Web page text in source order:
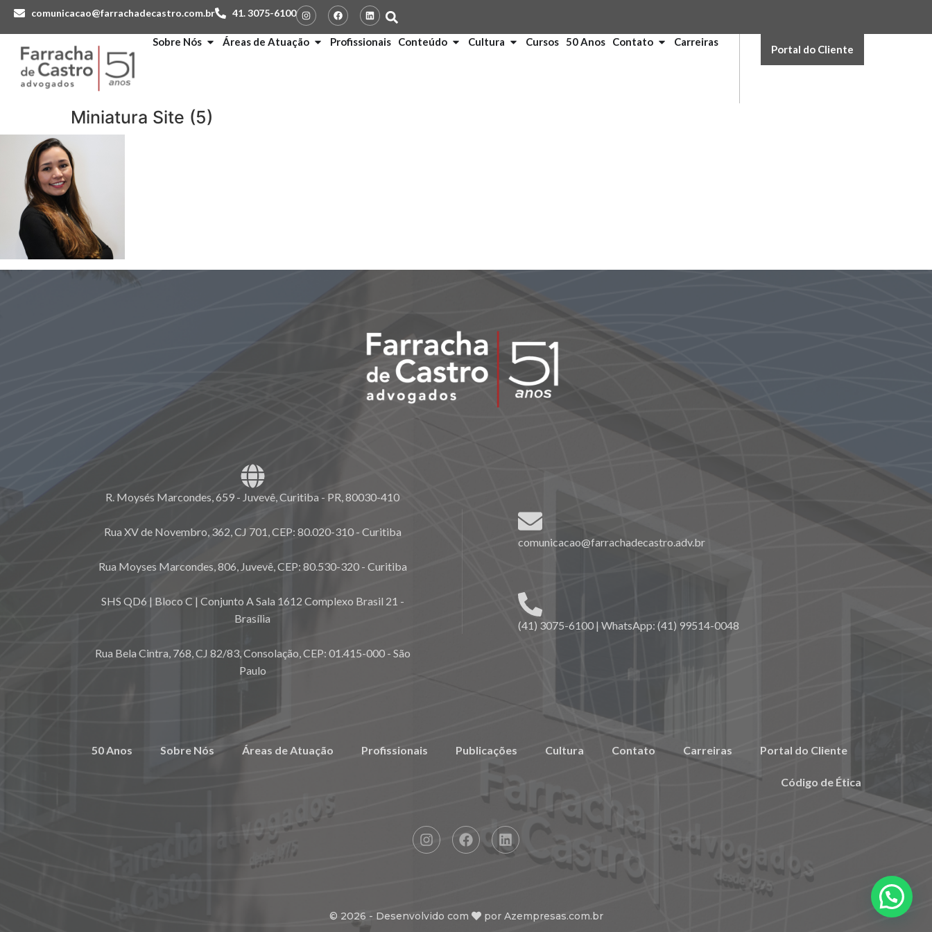
comunicacao@farrachadecastro.com.br 41. 3075-6100
Sobre Nós Áreas de Atuação Profissionais Conteúdo Cultura Cursos 50 Anos Contato Carreiras
Portal do Cliente
Miniatura Site (5)
R. Moysés Marcondes, 659 - Juvevê, Curitiba - PR, 80030-410
Rua XV de Novembro, 362, CJ 701, CEP: 80.020-310 - Curitiba
Rua Moyses Marcondes, 806, Juvevê, CEP: 80.530-320 - Curitiba
SHS QD6 | Bloco C | Conjunto A Sala 1612 Complexo Brasil 21 -
Brasília
Rua Bela Cintra, 768, CJ 82/83, Consolação, CEP: 01.415-000 - São
Paulo
comunicacao@farrachadecastro.adv.br
(41) 3075-6100 | WhatsApp: (41) 99514-0048
50 Anos Sobre Nós Áreas de Atuação Profissionais Publicações Cultura Contato Carreiras Portal do Cliente
Código de Ética
© 2026 - Desenvolvido com por Azempresas.com.br